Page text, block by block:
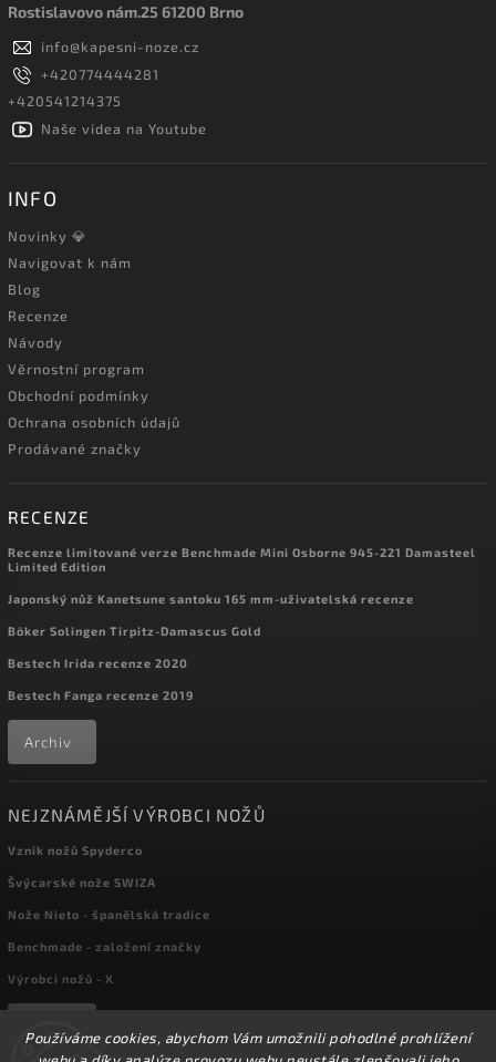
Používáme cookies, abychom Vám umožnili pohodlné prohlížení
Rostislavovo nám.25 61200 Brno
info@kapesni-noze.cz
+420774444281
+420541214375
Naše videa na Youtube
INFO
Novinky 💎
Navigovat k nám
Blog
Recenze
Návody
Věrnostní program
Obchodní podmínky
Ochrana osobních údajů
Prodávané značky
RECENZE
Recenze limitované verze Benchmade Mini Osborne 945-221 Damasteel
Limited Edition
Japonský nůž Kanetsune santoku 165 mm-uživatelská recenze
Böker Solingen Tirpitz-Damascus Gold
Bestech Irida recenze 2020
Bestech Fanga recenze 2019
Archiv
NEJZNÁMĚJŠÍ VÝROBCI NOŽŮ
Vznik nožů Spyderco
Švýcarské nože SWIZA
Nože Nieto - španělská tradice
Benchmade - založení značky
Výrobci nožů - X